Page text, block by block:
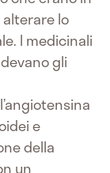
lo
I medicinali
gli
e
della
un